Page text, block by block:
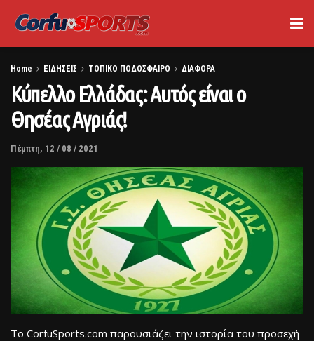
Home ΕΙΔΗΣΕΙΣ ΤΟΠΙΚΟ ΠΟΔΟΣΦΑΙΡΟ ΔΙΑΦΟΡΑ
Κύπελλο Ελλάδας: Αυτός είναι ο
Θησέας Αγριάς!
Πέμπτη, 12 / 08 / 2021
Το CorfuSports.com παρουσιάζει την ιστορία του προσεχή